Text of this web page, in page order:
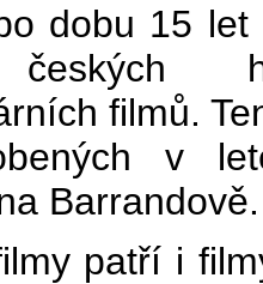
dobu 15
filmů.
v
Barrandově.
patří i